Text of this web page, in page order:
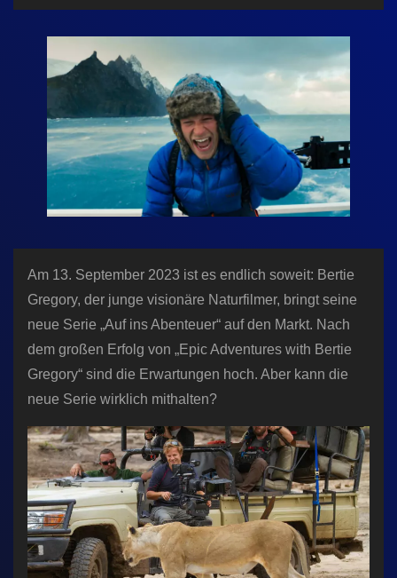
Am 13. September 2023 ist es endlich soweit: Bertie
Gregory, der junge visionäre Naturfilmer, bringt seine
neue Serie „Auf ins Abenteuer“ auf den Markt. Nach
dem großen Erfolg von „Epic Adventures with Bertie
Gregory“ sind die Erwartungen hoch. Aber kann die
neue Serie wirklich mithalten?